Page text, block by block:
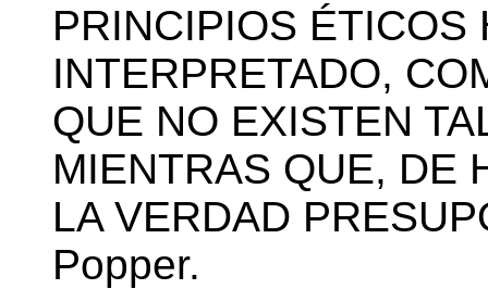
PRINCIPIOS ÉTICOS
INTERPRETADO,
QUE NO EXISTEN
MIENTRAS QUE, DE
LA VERDAD
Popper.